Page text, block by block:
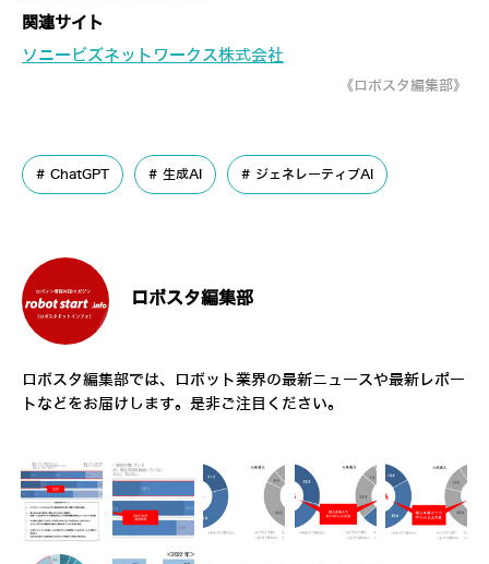
関連サイト
ソニービズネットワークス株式会社
《ロボスタ編集部》
ChatGPT 生成AI ジェネレーティブAI
ロボスタ編集部
ロボスタ編集部では、ロボット業界の最新ニュースや最新レポー
トなどをお届けします。是非ご注目ください。